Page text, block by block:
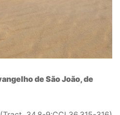
de São João, de